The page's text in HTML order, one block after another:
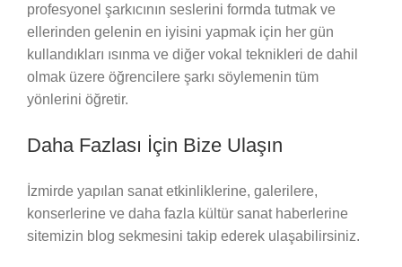
profesyonel şarkıcının seslerini formda tutmak ve
ellerinden gelenin en iyisini yapmak için her gün
kullandıkları ısınma ve diğer vokal teknikleri de dahil
olmak üzere öğrencilere şarkı söylemenin tüm
yönlerini öğretir.
Daha Fazlası İçin Bize Ulaşın
İzmirde yapılan sanat etkinliklerine, galerilere,
konserlerine ve daha fazla kültür sanat haberlerine
sitemizin blog sekmesini takip ederek ulaşabilirsiniz.